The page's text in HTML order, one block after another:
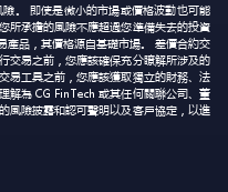
。 即使是微小的市場或價格波動也可能
所承擔的風險不應超過您準備失去的投資
產品，其價格源自基礎市場。 差價合約交
交易之前，您應該確保充分瞭解所涉及的
易工具之前，您應該獲取獨立的財務、法
解為 CG FinTech 或其任何關聯公司、董
風險披露和認可聲明以及客戶協定，以進